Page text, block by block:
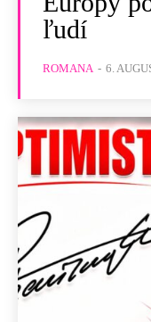
ľudí
ROMANA - 6.